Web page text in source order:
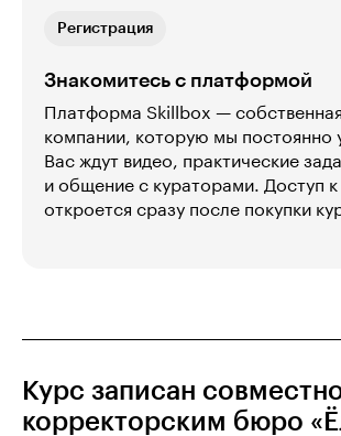
Регистрация
Знакомитесь с платформой
Платформа Skillbox —
компании, которую мы постоянно
Вас ждут видео, практические
и общение с кураторами. Доступ
откроется сразу после покупки
Курс записан
корректорским бюро